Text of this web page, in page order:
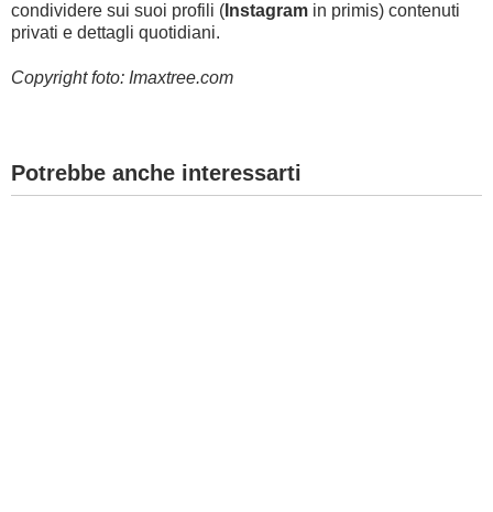
condividere sui suoi profili ( Instagram in primis) contenuti
privati e dettagli quotidiani.
Copyright foto: Imaxtree.com
Potrebbe anche interessarti